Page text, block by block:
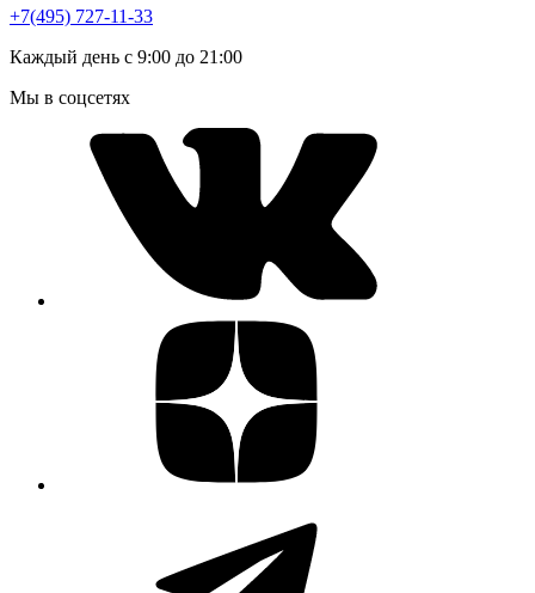
+7(495) 727-11-33
Каждый день с 9:00 до 21:00
Мы в соцсетях